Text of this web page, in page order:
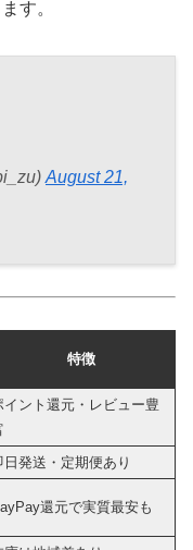
す。
August 21,
特徴
イント還元・レビュー豊
日発送・定期便あり
還元で実質最安も